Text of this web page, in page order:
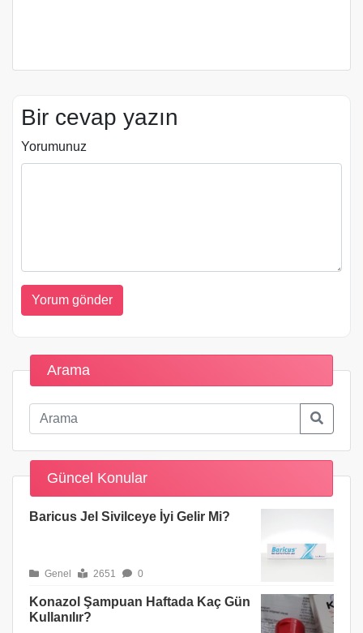
Bir cevap yazın
Yorumunuz
Arama
Güncel Konular
Baricus Jel Sivilceye İyi Gelir Mi?
Genel 2651 0
Konazol Şampuan Haftada Kaç Gün
Kullanılır?